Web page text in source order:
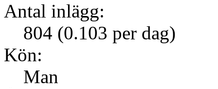
Antal inlägg:
804 (0.103 per dag)
Kön:
Man